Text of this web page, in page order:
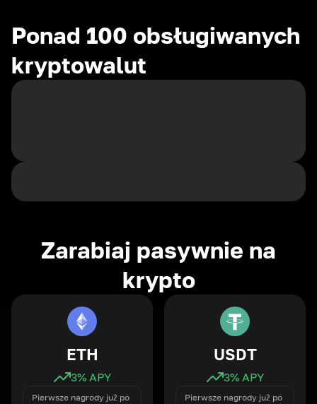
Ponad 100 obsługiwanych
kryptowalut
Zarabiaj pasywnie na
krypto
ETH
3% APY
Pierwsze nagrody już po
USDT
3% APY
Pierwsze nagrody już po